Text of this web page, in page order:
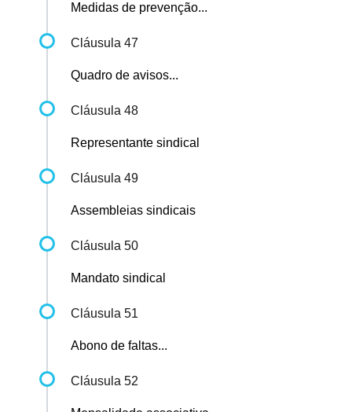
Medidas de prevenção...
Cláusula 47
Quadro de avisos...
Cláusula 48
Representante sindical
Cláusula 49
Assembleias sindicais
Cláusula 50
Mandato sindical
Cláusula 51
Abono de faltas...
Cláusula 52